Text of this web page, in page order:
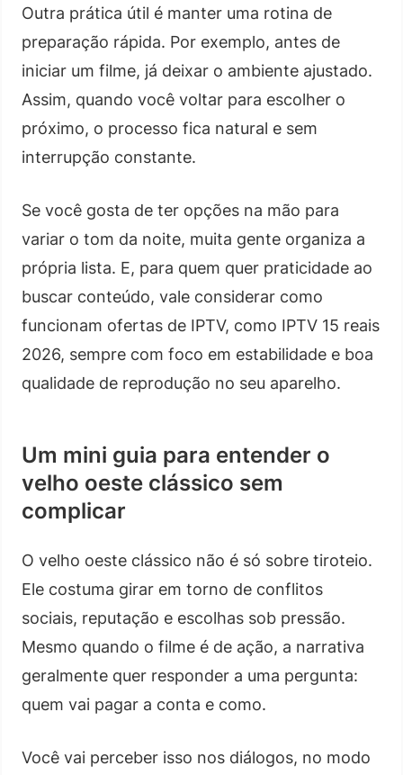
Outra prática útil é manter uma rotina de
preparação rápida. Por exemplo, antes de
iniciar um filme, já deixar o ambiente ajustado.
Assim, quando você voltar para escolher o
próximo, o processo fica natural e sem
interrupção constante.
Se você gosta de ter opções na mão para
variar o tom da noite, muita gente organiza a
própria lista. E, para quem quer praticidade ao
buscar conteúdo, vale considerar como
funcionam ofertas de IPTV, como IPTV 15 reais
2026, sempre com foco em estabilidade e boa
qualidade de reprodução no seu aparelho.
Um mini guia para entender o
velho oeste clássico sem
complicar
O velho oeste clássico não é só sobre tiroteio.
Ele costuma girar em torno de conflitos
sociais, reputação e escolhas sob pressão.
Mesmo quando o filme é de ação, a narrativa
geralmente quer responder a uma pergunta:
quem vai pagar a conta e como.
Você vai perceber isso nos diálogos, no modo